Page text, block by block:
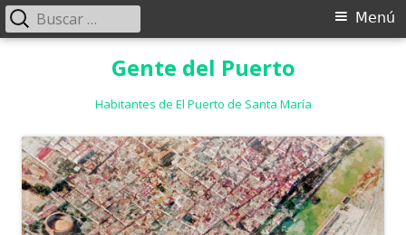
Gente del Puerto
Habitantes de El Puerto de Santa María
Menú
Menú
Buscar: